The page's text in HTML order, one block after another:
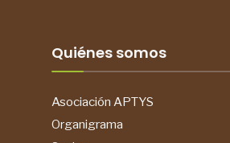
Quiénes somos
Asociación APTYS
Organigrama